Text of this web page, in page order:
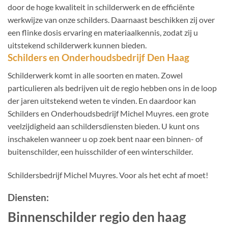
door de hoge kwaliteit in schilderwerk en de efficiënte
werkwijze van onze schilders. Daarnaast beschikken zij over
een flinke dosis ervaring en materiaalkennis, zodat zij u
uitstekend schilderwerk kunnen bieden.
Schilders en Onderhoudsbedrijf Den Haag
Schilderwerk komt in alle soorten en maten. Zowel
particulieren als bedrijven uit de regio hebben ons in de loop
der jaren uitstekend weten te vinden. En daardoor kan
Schilders en Onderhoudsbedrijf Michel Muyres. een grote
veelzijdigheid aan schildersdiensten bieden. U kunt ons
inschakelen wanneer u op zoek bent naar een binnen- of
buitenschilder, een huisschilder of een winterschilder.
Schildersbedrijf Michel Muyres. Voor als het echt af moet!
Diensten:
Binnenschilder regio den haag